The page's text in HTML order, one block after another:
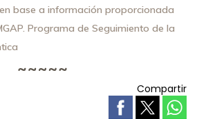
base a información proporcionada
Programa de Seguimiento de la
Compartir